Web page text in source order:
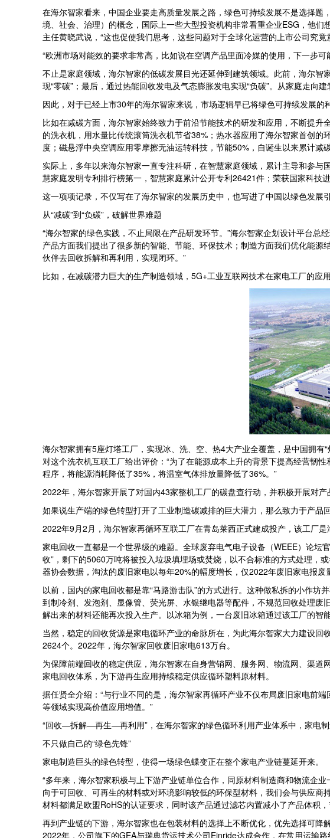
在海尔智家看来，中国企业要走高质量发展之路，绿色可持续发展不是选择
境、社会、治理）的概念，国际上一些大型投资机构非常看重企业ESG，他
主任黄晓武说，“这也促使我们思考，这些问题对于全球化运营的上市公司究竟
“欧洲市场对能效的要求非常高，比如说在空调产品里面冷媒的使用，下一步
不止是家庭领域，海尔智家的低碳发展目光还延伸到建筑领域。此前，海尔
现“零碳”；最后，通过热能回收发电及气态膨胀发电实现“负碳”。从家庭走向
因此，对于已经上市30年的海尔智家来说，市场逻辑早已将绿色可持续发展
比如在减碳方面，海尔智家始终致力于前沿节能技术的研发和应用，不断提
的洗衣机，用水量比传统滚筒洗衣机节省38%；热水器应用了海尔智家首创
度；磁悬浮中央空调应用零摩擦无油运转科技，节能50%，自诞生以来累计减
实际上，多年以来海尔智家一直专注科研，在智慧家庭领域，累计主导和参
慧家庭发明专利排行榜第一，智慧家庭累计公开专利26421件；荣获国家科技
这一项项记录，不仅写在了海尔智家的发展历史中，也写进了中国以绿色发展
从“减碳”到“负碳”，破解世界难题
“海尔智家的绿色实践，不止局限在产品研发环节。”海尔智家企划设计平台总
产品方面我们提出了很多新的智能、节能、环保技术；制造方面我们优化能
伙伴去回收拆解和再利用，实现闭环。”
比如，在减碳潜力巨大的生产制造领域，5G+工业互联网技术在家电工厂的应
海尔智家拥有5座灯塔工厂，实现冰、洗、空、热4大产业全覆盖，是中国拥
对这个洗衣机互联工厂给出评价：“为了在能源成本上升的背景下提高经营韧
程序，将能源消耗降低了35%，将温室气体排放量降低了36%。”
2022年，海尔智家开展了对国内43家整机工厂的碳盘查行动，并积极开展对
如果说生产端的绿色转型打开了工业制造碳减排的巨大潜力，那么致力于产品
2022年9月2月，海尔智家再循环互联工厂在青岛莱西正式建成投产，该工厂
家电回收一直都是一个世界级的难题。全球废弃电气电子设备（WEEE）论
收”，剩下的5060万吨将被投入垃圾填埋场或焚烧，以不合标准的方式处理，
器协会数据，淘汰的废旧家电以每年20%的幅度增长，仅2022年废旧家电报废
以前，国内的家电回收都是靠“马路游击队”的方式进行。这种做私拆的小作
到制冷剂、发泡剂、显像管、荧光屏、水银继电器等配件，不规范回收处理
解出来的材料还能再次投入生产。以冰箱为例，一台废旧冰箱通过该工厂的智
当然，稳定的回收货源是家电循环产业的命脉所在，为此海尔智家大力建设
2624个。2022年，海尔智家回收废旧家电613万台。
为保障前端回收的稳定供应，海尔智家在自身营销网、服务网、物流网、渠
家电回收体系，为下游再生应用持续稳定供应循环塑料原材料。
据任贤全介绍：“与行业不同的是，海尔智家再循环产业不仅布局废旧家电前
等领域实现高价值应用增值。”
“回收—拆解—再生—再利用”，在海尔智家的绿色循环利用产业体系中，家电
不只做自己的“绿色先锋”
家电制造巨头的绿色转型，使得一场绿色蝶变正在整个家电产业链蔓延开来。
“多年来，海尔智家积极与上下游产业链单位合作，同原材料制造商和物流企
向于可回收、可再生的材料或对环境影响较低的环保型材料，我们会与供应
材料都满足欧盟RoHS的认证要求，同时该产品通过滤芯内置减小了产品体积
再到产业链的下游，海尔智家也在包装材料的选择上不断优化，优先选择可
2022年，公司旗下的GEA与瑞典货运技术公司Einride达成合作，在常用运输